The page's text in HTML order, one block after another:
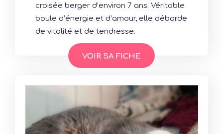
croisée berger d’environ 7 ans. Véritable
boule d’énergie et d’amour, elle déborde
de vitalité et de tendresse.
VOIR SA FICHE